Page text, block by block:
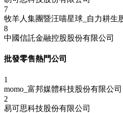
7
牧羊人集團暨汪喵星球_自力耕生
8
中國信託金融控股股份有限公司
批發零售熱門公司
1
momo_富邦媒體科技股份有限公司
2
易可思科技股份有限公司